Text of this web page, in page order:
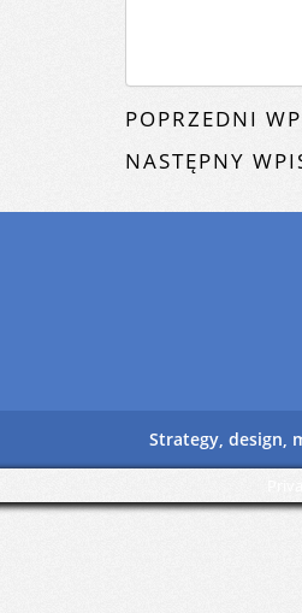
POPRZEDNI
NASTĘPNY
Strategy, design,